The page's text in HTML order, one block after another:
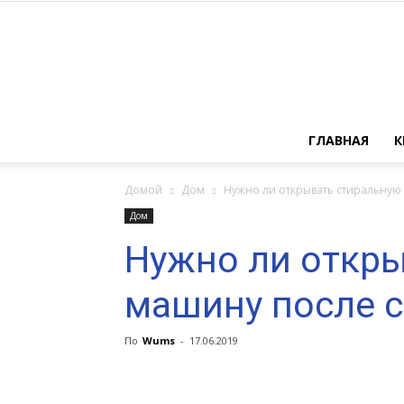
ГЛАВНАЯ
Домой Дом Нужно ли открывать
Дом
Нужно ли
машину после
По Wums - 17.06.2019